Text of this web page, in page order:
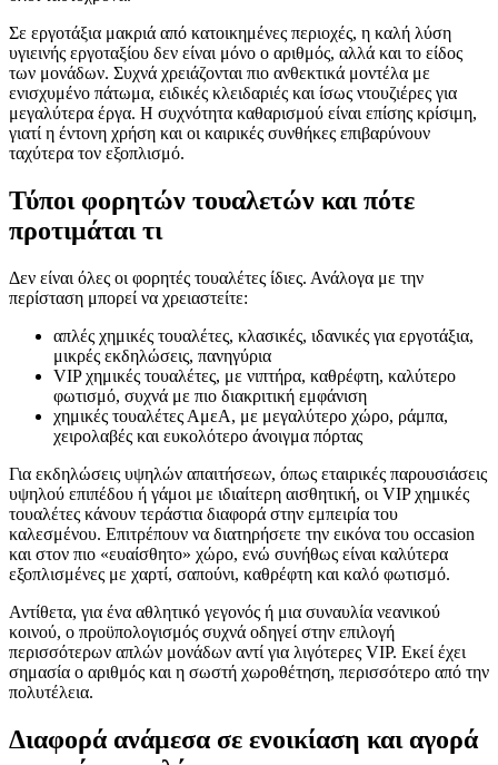
Σε εργοτάξια μακριά από κατοικημένες περιοχές, η καλή λύση
υγιεινής εργοταξίου δεν είναι μόνο ο αριθμός, αλλά και το είδος
των μονάδων. Συχνά χρειάζονται πιο ανθεκτικά μοντέλα με
ενισχυμένο πάτωμα, ειδικές κλειδαριές και ίσως ντουζιέρες για
μεγαλύτερα έργα. Η συχνότητα καθαρισμού είναι επίσης κρίσιμη,
γιατί η έντονη χρήση και οι καιρικές συνθήκες επιβαρύνουν
ταχύτερα τον εξοπλισμό.
Τύποι φορητών τουαλετών και πότε
προτιμάται τι
Δεν είναι όλες οι φορητές τουαλέτες ίδιες. Ανάλογα με την
περίσταση μπορεί να χρειαστείτε:
απλές χημικές τουαλέτες, κλασικές, ιδανικές για εργοτάξια,
μικρές εκδηλώσεις, πανηγύρια
VIP χημικές τουαλέτες, με νιπτήρα, καθρέφτη, καλύτερο
φωτισμό, συχνά με πιο διακριτική εμφάνιση
χημικές τουαλέτες ΑμεΑ, με μεγαλύτερο χώρο, ράμπα,
χειρολαβές και ευκολότερο άνοιγμα πόρτας
Για εκδηλώσεις υψηλών απαιτήσεων, όπως εταιρικές παρουσιάσεις
υψηλού επιπέδου ή γάμοι με ιδιαίτερη αισθητική, οι VIP χημικές
τουαλέτες κάνουν τεράστια διαφορά στην εμπειρία του
καλεσμένου. Επιτρέπουν να διατηρήσετε την εικόνα του occasion
και στον πιο «ευαίσθητο» χώρο, ενώ συνήθως είναι καλύτερα
εξοπλισμένες με χαρτί, σαπούνι, καθρέφτη και καλό φωτισμό.
Αντίθετα, για ένα αθλητικό γεγονός ή μια συναυλία νεανικού
κοινού, ο προϋπολογισμός συχνά οδηγεί στην επιλογή
περισσότερων απλών μονάδων αντί για λιγότερες VIP. Εκεί έχει
σημασία ο αριθμός και η σωστή χωροθέτηση, περισσότερο από την
πολυτέλεια.
Διαφορά ανάμεσα σε ενοικίαση και αγορά